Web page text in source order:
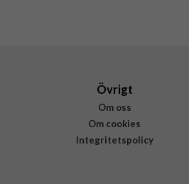
Övrigt
Om oss
Om cookies
Integritetspolicy